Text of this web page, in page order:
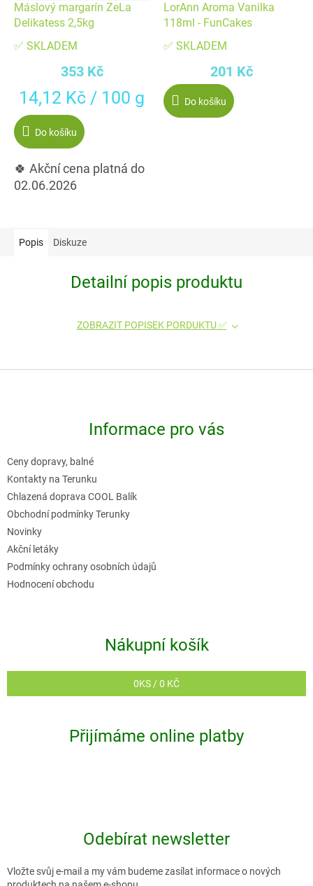
Máslový margarín ZeLa
Delikatess 2,5kg
✅ SKLADEM
353 Kč
Měrná
cena:
14,12 Kč / 100 g
Do košíku
🍀 Akční cena platná do
02.06.2026
LorAnn Aroma Vanilka
118ml - FunCakes
✅ SKLADEM
201 Kč
Do košíku
Popis Diskuze
Detailní popis produktu
ZOBRAZIT POPISEK PORDUKTU ✅
Informace pro vás
Ceny dopravy, balné
Kontakty na Terunku
Chlazená doprava COOL Balík
Obchodní podmínky Terunky
Novinky
Akční letáky
Podmínky ochrany osobních údajů
Hodnocení obchodu
Nákupní košík
0KS /0 KČ
Přijímáme online platby
Odebírat newsletter
Vložte svůj e-mail a my vám budeme zasílat informace o nových